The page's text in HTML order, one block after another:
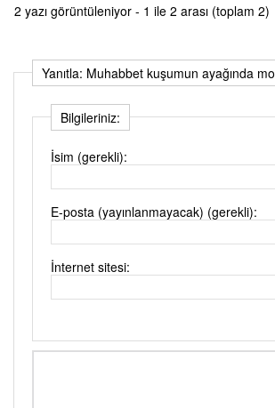
2 yazı görüntüleniyor - 1 ile 2 arası (toplam 2)
Yanıtla: Muhabbet kuşumun ayağında
Bilgileriniz:
İsim (gerekli):
E-posta (yayınlanmayacak) (gerekli):
İnternet sitesi: